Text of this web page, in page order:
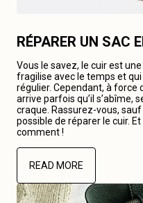
RÉPARER UN SAC
Vous le savez, le cuir est
fragilise avec le temps et
régulier. Cependant, à force
arrive parfois qu’il s’abîme,
craque. Rassurez-vous,
possible de réparer le cuir.
comment !
READ MORE